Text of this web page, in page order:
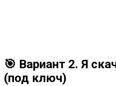
🎯 Вариант 2. Я
(под ключ)